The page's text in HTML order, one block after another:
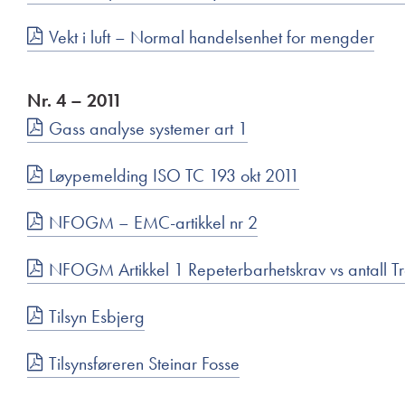
Vekt i luft – Normal handelsenhet for mengder
Nr. 4 – 2011
Gass analyse systemer art 1
Løypemelding ISO TC 193 okt 2011
NFOGM – EMC-artikkel nr 2
NFOGM Artikkel 1 Repeterbarhetskrav vs antall
Tilsyn Esbjerg
Tilsynsføreren Steinar Fosse